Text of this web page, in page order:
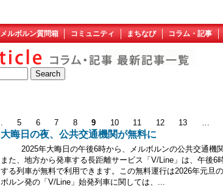
メルボルン質問箱 コミュニティ まちなび コラム・記事
5 6 7 8 9 10 11 12 13
大晦日の夜、公共交通機関が無料に
2025年大晦日の午後6時から、メルボルンの公共交通機関
また、地方から発車する長距離サービス「V/Line」は、午後6
する列車が無料で利用できます。この無料運行は2026年元旦
ボルン発の「V/Line」始発列車に関しては、...